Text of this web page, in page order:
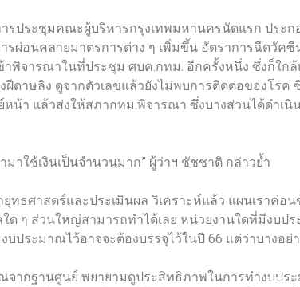
ประชุมคณะผู้บริหารกรุงเทพมหานครนัดแรก ประก
อนคลายมาตรการต่าง ๆ เพิ่มขึ้น อัตราการฉีดวัคซี
พิจารณาในที่ประชุม ศบค.กทม. อีกครั้งหนึ่ง ซึ่งก็ใก
ดาษลิง ดูจากตัวเลขแล้วยังไม่พบการติดต่อของโร
น้า แล้วส่งให้สภากทม.พิจารณา ซึ่งบางส่วนได้ดำเนิ
มาใช้เงินเป็นจำนวนมาก” ผู้ว่าฯ ชัชชาติ กล่าวย้ำ
ทธศาสตร์และประเมินผล วิเคราะห์แล้ว แผนเราค่
ด ๆ ส่วนใหญ่สามารถทำได้เลย หน่วยงานใดที่มีงบป
ระมาณไว้อาจจะต้องบรรจุไว้ในปี 66 แต่ว่าบางอย่า
จากฐานศูนย์ พยายามดูประสิทธิภาพในการทำงบป